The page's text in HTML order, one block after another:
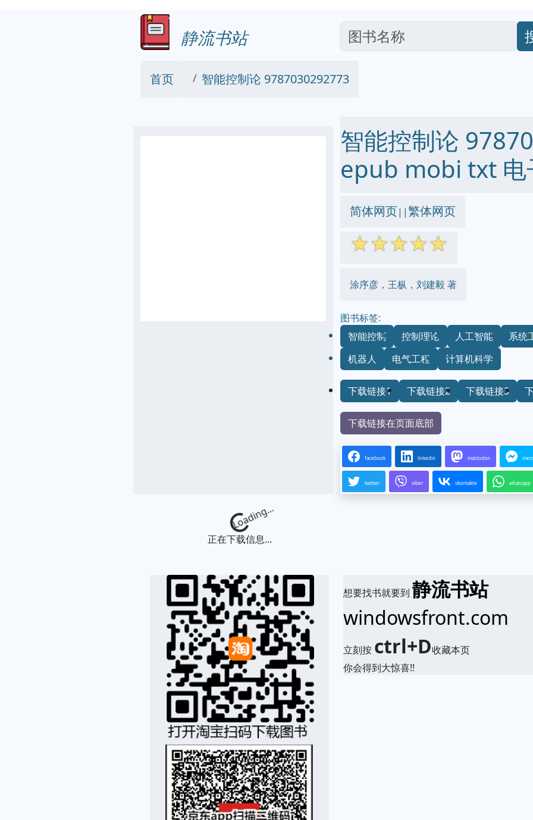
静流书站
首页 智能控制论 9787030292773
智能控制论
epub mobi txt 电
简体网页||繁体网页
☆☆☆☆☆
涂序彦，王枞，刘建毅 著
图书标签:
智能控制
控制理论 人工智能
系统
机器人
电气工程 计算机科学
下载链接1 下载链接2 下载链接3
下载链接在页面底部
facebook linkedin mastodon
twitter viber vkontakte whatsapp
Loading...
正在下载信息...
想要找书就要到静流书站
windowsfront.com
立刻按 ctrl+D收藏本页
你会得到大惊喜!!